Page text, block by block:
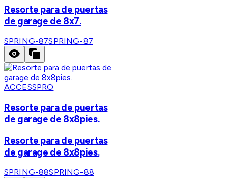
Resorte para de puertas
de garage de 8x7.
SPRING-87SPRING-87
ACCESSPRO
Resorte para de puertas
de garage de 8x8pies.
Resorte para de puertas
de garage de 8x8pies.
SPRING-88SPRING-88